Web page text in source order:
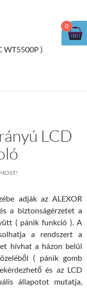
WT5500P )
LCD
adják az ALEXOR
a biztonságérzetet a
( pánik funkció ). A
a rendszert a
hívhat a házon belül
( pánik gomb
és az LCD
állapotot mutatja,
0